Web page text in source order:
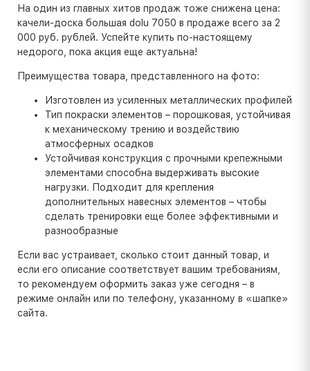
На один из главных хитов продаж тоже снижена цена:
качели-доска большая dolu 7050 в продаже всего за 2
000 руб. рублей. Успейте купить по-настоящему
недорого, пока акция еще актуальна!
Преимущества товара, представленного на фото:
Изготовлен из усиленных металлических профилей
Тип покраски элементов – порошковая, устойчивая
к механическому трению и воздействию
атмосферных осадков
Устойчивая конструкция с прочными крепежными
элементами способна выдерживать высокие
нагрузки. Подходит для крепления
дополнительных навесных элементов – чтобы
сделать тренировки еще более эффективными и
разнообразные
Если вас устраивает, сколько стоит данный товар, и
если его описание соответствует вашим требованиям,
то рекомендуем оформить заказ уже сегодня – в
режиме онлайн или по телефону, указанному в «шапке»
сайта.